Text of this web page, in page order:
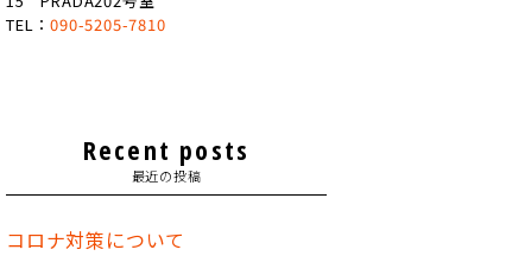
TEL：090-5205-7810
Recent posts
最近の投稿
コロナ対策について